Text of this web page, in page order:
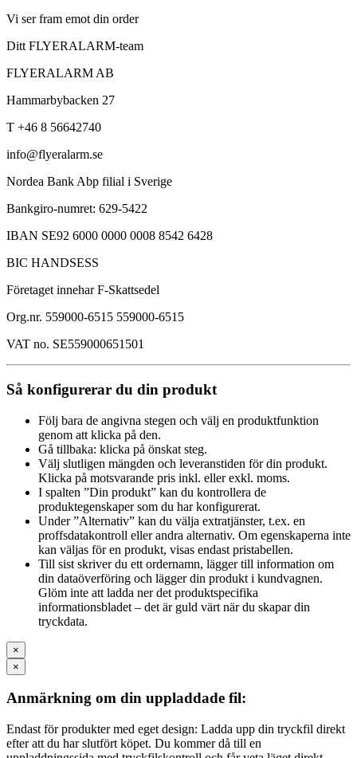
Vi ser fram emot din order
Ditt FLYERALARM-team
FLYERALARM AB
Hammarbybacken 27
T +46 8 56642740
info@flyeralarm.se
Nordea Bank Abp filial i Sverige
Bankgiro-numret: 629-5422
IBAN SE92 6000 0000 0008 8542 6428
BIC HANDSESS
Företaget innehar F-Skattsedel
Org.nr. 559000-6515 559000-6515
VAT no. SE559000651501
Så konfigurerar du din produkt
Följ bara de angivna stegen och välj en produktfunktion
genom att klicka på den.
Gå tillbaka: klicka på önskat steg.
Välj slutligen mängden och leveranstiden för din produkt.
Klicka på motsvarande pris inkl. eller exkl. moms.
I spalten ”Din produkt” kan du kontrollera de
produktegenskaper som du har konfigurerat.
Under ”Alternativ” kan du välja extratjänster, t.ex. en
proffsdatakontroll eller andra alternativ. Om egenskaperna inte
kan väljas för en produkt, visas endast pristabellen.
Till sist skriver du ett ordernamn, lägger till information om
din dataöverföring och lägger din produkt i kundvagnen.
Glöm inte att ladda ner det produktspecifika
informationsbladet – det är guld värt när du skapar din
tryckdata.
×
×
Anmärkning om din uppladdade fil:
Endast för produkter med eget design: Ladda upp din tryckfil direkt
efter att du har slutfört köpet. Du kommer då till en